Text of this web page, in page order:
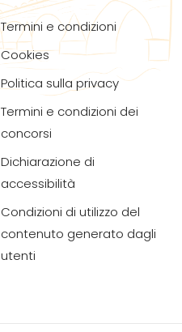
Termini e condizioni
Cookies
Politica sulla privacy
Termini e condizioni dei
concorsi
Dichiarazione di
accessibilità
Condizioni di utilizzo del
contenuto generato dagli
utenti